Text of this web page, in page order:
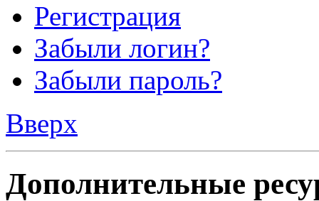
Регистрация
Забыли логин?
Забыли пароль?
Вверх
Дополнительные